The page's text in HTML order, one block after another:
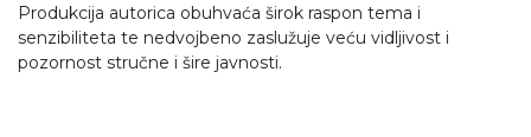
Produkcija autorica obuhvaća širok raspon tema i
senzibiliteta te nedvojbeno zaslužuje veću vidljivost i
pozornost stručne i šire javnosti.